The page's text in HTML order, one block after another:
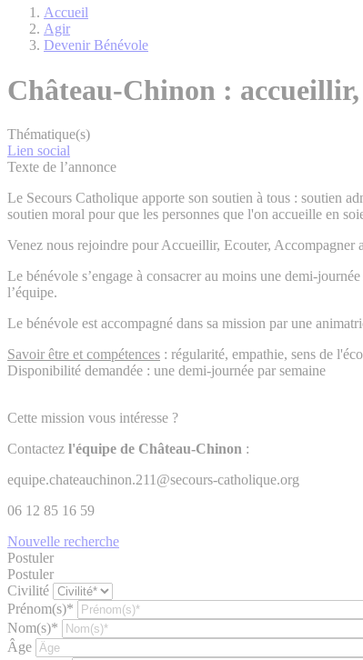
Accueil
Agir
Devenir Bénévole
Château-Chinon :
Thématique(s)
Lien social
Texte de l’annonce
Le Secours Catholique apporte son soutien à tous : soutien
soutien moral pour que les personnes que l'on accueille en
Venez nous rejoindre pour Accueillir, Ecouter, Accompagner
Le bénévole s’engage à consacrer au moins une demi-
l’équipe.
Le bénévole est accompagné dans sa mission par une
Savoir être et compétences : régularité, empathie, sens de
Disponibilité demandée : une demi-journée par semaine
Cette mission vous intéresse ?
Contactez l'équipe de Château-Chinon :
equipe.chateauchinon.211@secours-catholique.org
06 12 85 16 59
Nouvelle recherche
Postuler
Postuler
Civilité
Prénom(s)*
Nom(s)*
Âge